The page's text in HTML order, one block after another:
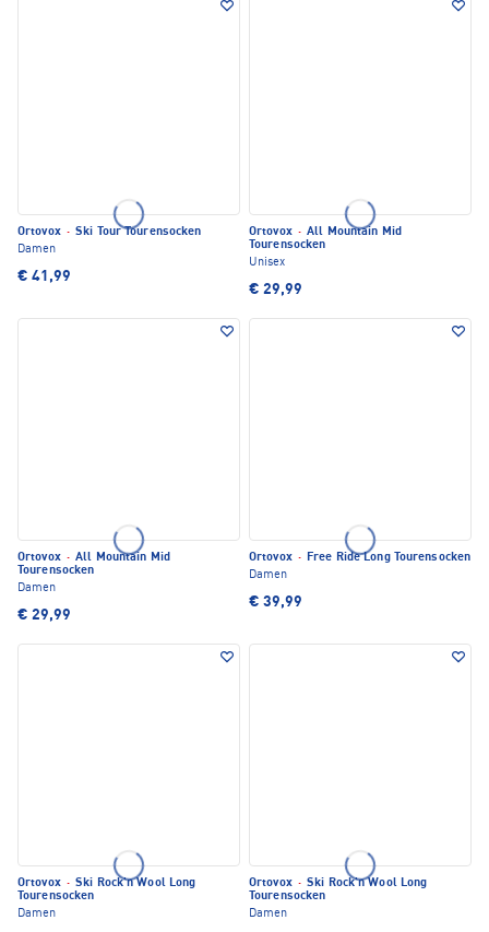
Ortovox · Ski Tour Tourensocken
Damen
€ 41,99
Ortovox · All Mountain Mid
Tourensocken
Unisex
€ 29,99
Ortovox · All Mountain Mid
Tourensocken
Damen
€ 29,99
Ortovox · Free Ride Long Tourensocken
Damen
€ 39,99
Ortovox · Ski Rock'n Wool Long
Tourensocken
Damen
Ortovox · Ski Rock'n Wool Long
Tourensocken
Damen